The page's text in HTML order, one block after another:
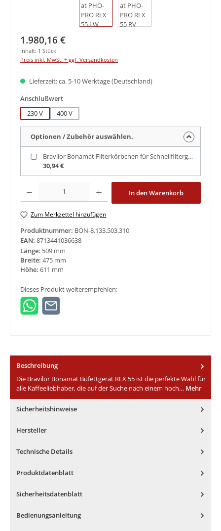
Regulärer Preis:
1.980,16 €
Inhalt: 1 Stück
Preis inkl. MwSt. + ggf. Versandkosten
Lieferzeit: ca. 5-10 Werktage (Deutschland)
Anschlußwertauswählen
230 V
400 V
Optionen / Zubehör auswählen.
Bravilor Bonamat Filterkörbchen für Schnellfiltergerät
30,94 €
Produkt Anzahl: Gib den gewünschten Wert ein oder benutze die
In den Warenkorb
Zum Merkzettel hinzufügen
Produktnummer: BON-8.133.503.310
EAN: 8713441036638
Länge: 509 mm
Breite: 475 mm
Höhe: 611 mm
Dieses Produkt weiterempfehlen:
Beschreibung
Die Bravilor Bonamat Büfettgerät RLX 55 ist die perfekte Wahl für
alle Kaffeeliebhaber, die auf der Suche nach einem hoch… Mehr
Sicherheitshinweise
Hersteller
Technische Details
Produktdatenblatt
Sicherheitsdatenblatt
Bedienungsanleitung